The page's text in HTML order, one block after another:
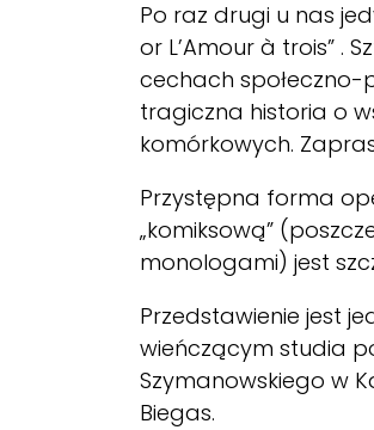
Po raz drugi u nas
or L’Amour à trois” .
cechach społeczno-
tragiczna historia o
komórkowych.
Przystępna forma
„komiksową”
monologami) jest
Przedstawienie jest
wieńczącym studia
Szymanowskiego w
Biegas.